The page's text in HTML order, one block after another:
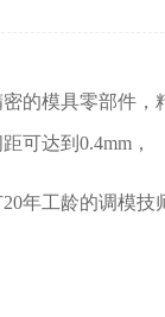
的模具零部件，
可达到0.4mm，
年工龄的调模技